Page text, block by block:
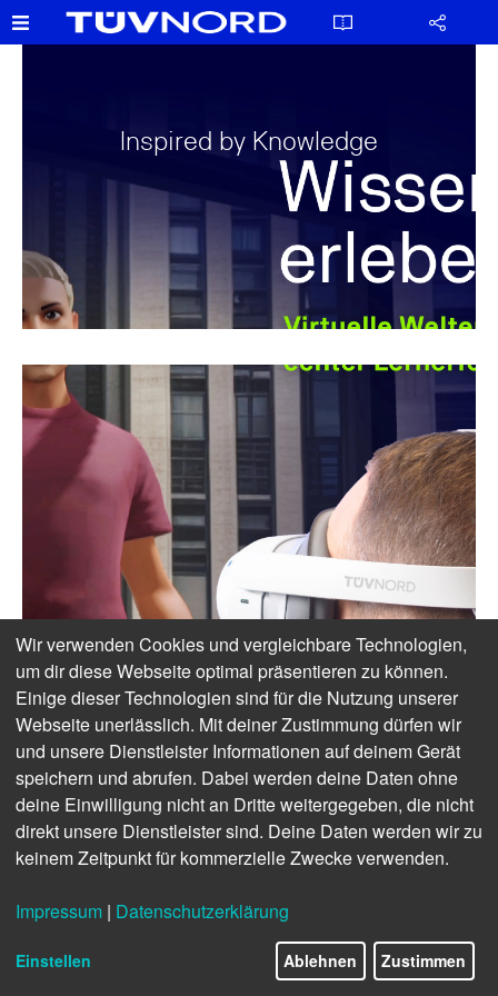
Inspired by Knowledge
Wir verwenden Cookies und vergleichbare Technologien,
um dir diese Webseite optimal präsentieren zu können.
Einige dieser Technologien sind für die Nutzung unserer
Webseite unerlässlich. Mit deiner Zustimmung dürfen wir
und unsere Dienstleister Informationen auf deinem Gerät
speichern und abrufen. Dabei werden deine Daten ohne
deine Einwilligung nicht an Dritte weitergegeben, die nicht
direkt unsere Dienstleister sind. Deine Daten werden wir zu
keinem Zeitpunkt für kommerzielle Zwecke verwenden.
Impressum | Datenschutzerklärung
Einstellen Ablehnen Zustimmen